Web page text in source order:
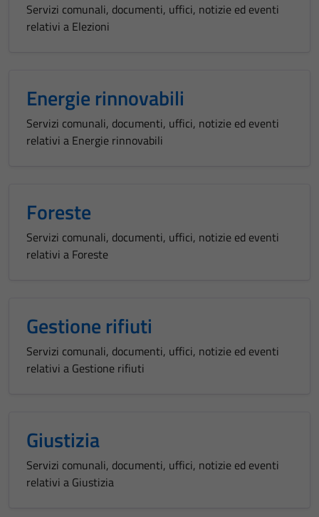
Servizi comunali, documenti, uffici, notizie ed eventi
relativi a Elezioni
Energie rinnovabili
Servizi comunali, documenti, uffici, notizie ed eventi
relativi a Energie rinnovabili
Foreste
Servizi comunali, documenti, uffici, notizie ed eventi
relativi a Foreste
Gestione rifiuti
Servizi comunali, documenti, uffici, notizie ed eventi
relativi a Gestione rifiuti
Giustizia
Servizi comunali, documenti, uffici, notizie ed eventi
relativi a Giustizia